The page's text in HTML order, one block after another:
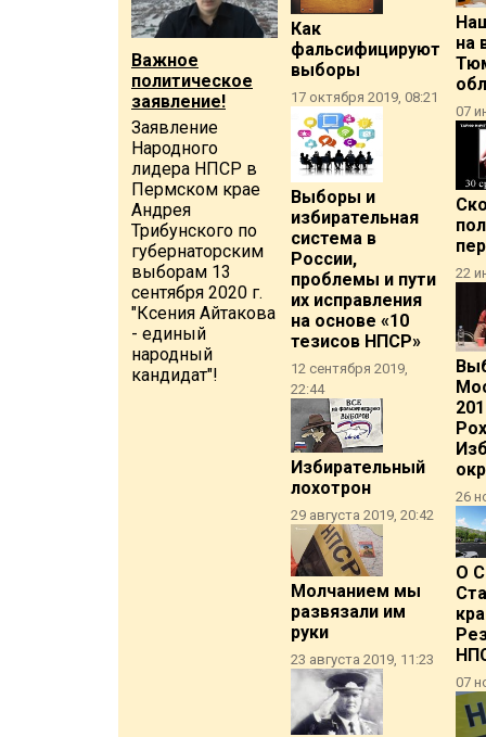
Важное
политическое
заявление!
Заявление
Народного
лидера НПСР в
Пермском крае
Андрея
Трибунского по
губернаторским
выборам 13
сентября 2020 г.
"Ксения Айтакова
- единый
народный
кандидат"!
Как
фальсифицируют
выборы
17 октября 2019, 08:21
Выборы и
избирательная
система в
России,
проблемы и пути
их исправления
на основе «10
тезисов НПСР»
12 сентября 2019,
22:44
Избирательный
лохотрон
29 августа 2019, 20:42
Молчанием мы
развязали им
руки
23 августа 2019, 11:23
на
07
22
26
О
07